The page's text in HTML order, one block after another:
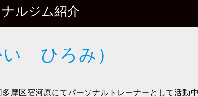
ルジム紹介
ひろみ）
摩区宿河原にてパーソナルトレーナーとして活動中